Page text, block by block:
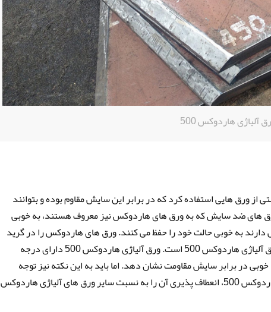
آلیاژی هاردوکس 500
ورق هایی استفاده کرد که در برابر این سایش مقاوم بوده و بتوانند
های ضد سایش که به ورق های هاردوکس نیز معروف هستند، به خوبی
دارند به خوبی حالت خود را حفظ می کنند. ورق های هاردوکس را در گرید
های مختلفی تولید می کنند که یکی از این گرید ها ورق آلیاژی هاردوکس 500 است. ورق آلیاژی هاردوکس 500 دارای درجه
در برابر سایش مقاومت نشان دهد. اما باید به این نکته نیز توجه
داشت که بالا بودن میزان درجه سختی ورق آلیاژی هاردوکس 500، انعطاف پذیری آن را به نسبت سایر ورق های آلیاژی هاردوکس